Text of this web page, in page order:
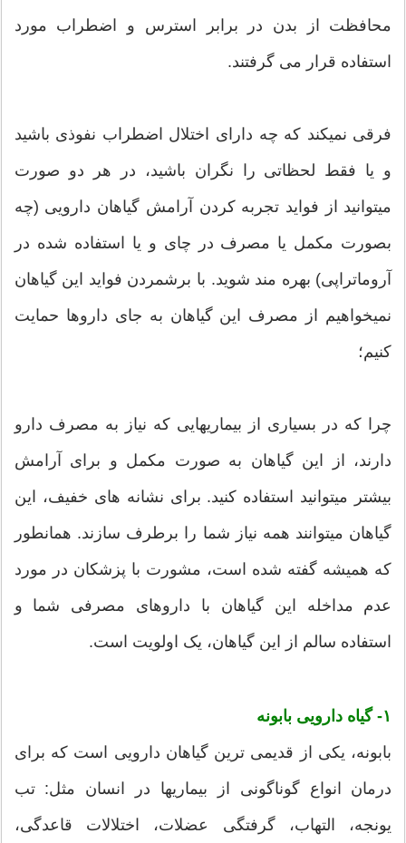
محافظت از بدن در برابر استرس و اضطراب مورد
استفاده قرار می گرفتند.
فرقی نمیکند که چه دارای اختلال اضطراب نفوذی باشید
و یا فقط لحظاتی را نگران باشید، در هر دو صورت
میتوانید از فواید تجربه کردن آرامش گیاهان دارویی (چه
بصورت مکمل یا مصرف در چای و یا استفاده شده در
آروماتراپی) بهره مند شوید. با برشمردن فواید این گیاهان
نمیخواهیم از مصرف این گیاهان به جای داروها حمایت
کنیم؛
چرا که در بسیاری از بیماریهایی که نیاز به مصرف دارو
دارند، از این گیاهان به صورت مکمل و برای آرامش
بیشتر میتوانید استفاده کنید. برای نشانه های خفیف، این
گیاهان میتوانند همه نیاز شما را برطرف سازند. همانطور
که همیشه گفته شده است، مشورت با پزشکان در مورد
عدم مداخله این گیاهان با داروهای مصرفی شما و
استفاده سالم از این گیاهان، یک اولویت است.
۱- گیاه دارویی بابونه
بابونه، یکی از قدیمی ترین گیاهان دارویی است که برای
درمان انواع گوناگونی از بیماریها در انسان مثل: تب
یونجه، التهاب، گرفتگی عضلات، اختلالات قاعدگی،